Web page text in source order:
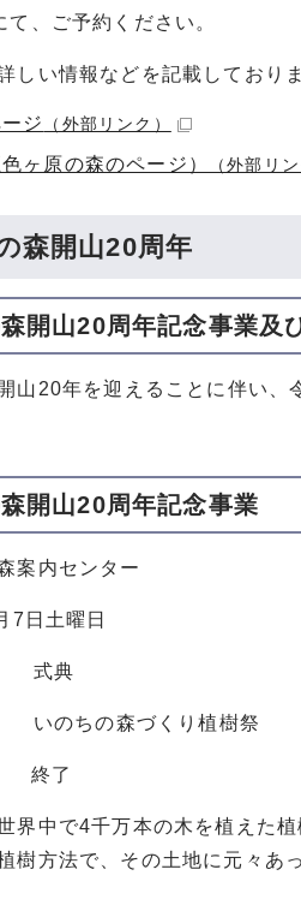
、ご予約ください。
い情報などを記載しており
ジ （外部リンク）
ヶ原の森のページ） （外部リン
森開山20周年
開山20周年記念事業及
山20年を迎えることに伴い
開山20周年記念事業
内センター
日土曜日
典
森づくり植樹祭
了
界中で4千万本の木を植えた
樹方法で、その土地に元々あ